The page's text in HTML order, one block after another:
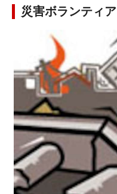
災害ボランティ